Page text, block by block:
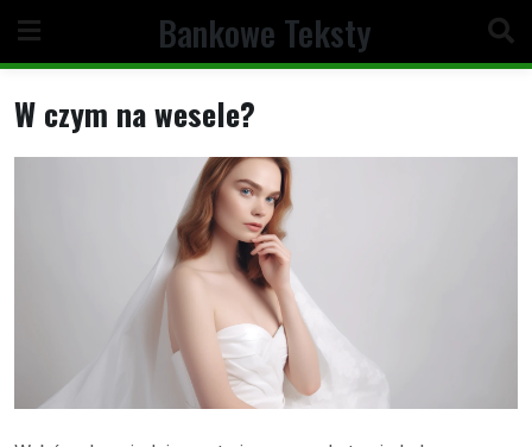
content
Bankowe Teksty
W czym na wesele?